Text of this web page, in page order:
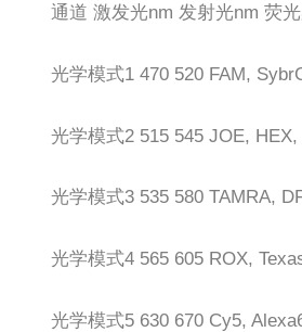
通道 激发光nm 发射光nm 荧光
光学模式1 470 520 FAM,
光学模式2 515 545 JOE, HEX,
光学模式3 535 580 TAMRA,
光学模式4 565 605 ROX,
光学模式5 630 670 Cy5,